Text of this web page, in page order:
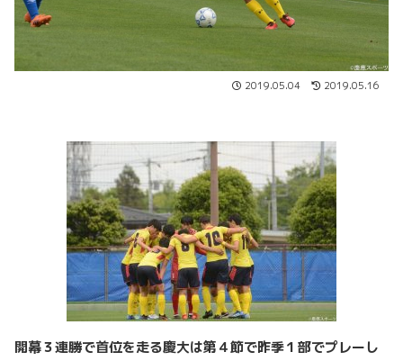
2019.05.04 2019.05.16
開幕３連勝で首位を走る慶大は第４節で昨季１部でプレーし